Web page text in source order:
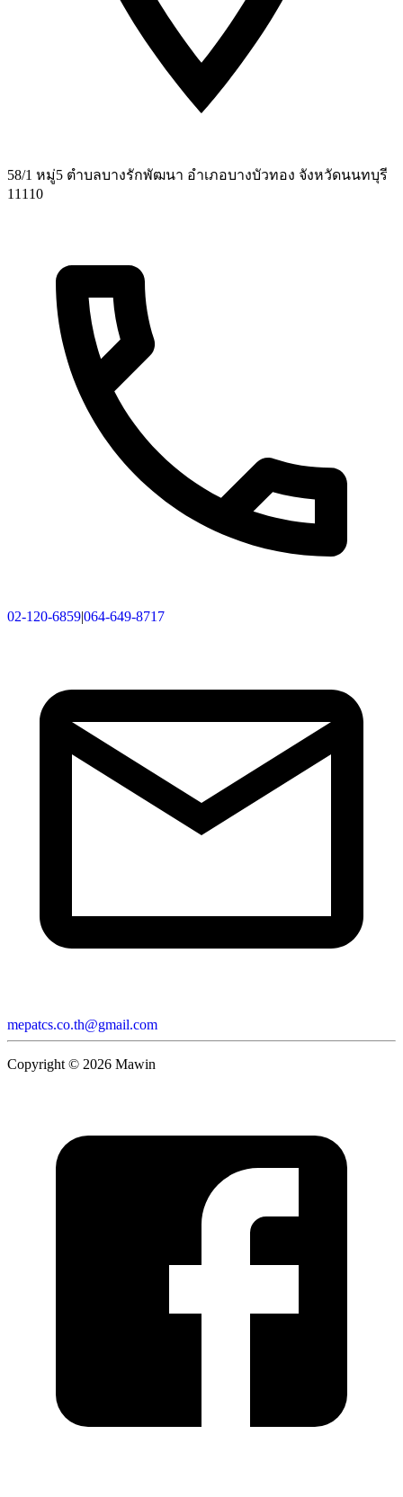
58/1 หมู่5 ตำบลบางรักพัฒนา อำเภอบางบัวทอง จังหวัดนนทบุรี
11110
02-120-6859|064-649-8717
mepatcs.co.th@gmail.com
Copyright © 2026 Mawin